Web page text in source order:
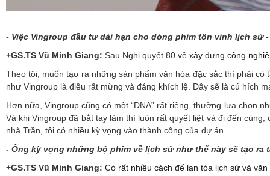
- Việc Vingroup đầu tư dài hạn cho dòng phim tôn vinh lịch sử
+GS.TS Vũ Minh Giang: Sau Nghị quyết 80 về xây dựng công
Theo tôi, muốn tạo ra những sản phẩm văn hóa đặc sắc thì phải
như Vingroup là điều rất mừng và đáng khích lệ. Đây sẽ là cú hích
Hơn nữa, Vingroup cũng có một “DNA” rất riêng, thường lựa chọn
Và khi Vingroup đã bắt tay làm thì luôn rất quyết liệt và đi đến
nhà Trần, tôi có nhiều kỳ vọng vào thành công của dự án.
- Ông kỳ vọng những bộ phim về lịch sử như thế này sẽ tạo ra
+GS.TS Vũ Minh Giang: Có rất nhiều cách để lan tỏa lịch sử và